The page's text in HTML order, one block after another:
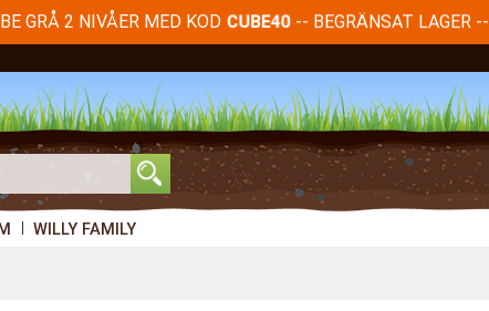
GRÅ 2 NIVÅER MED KOD CUBE40 -- BEGRÄNSAT LAGER --
WILLY FAMILY